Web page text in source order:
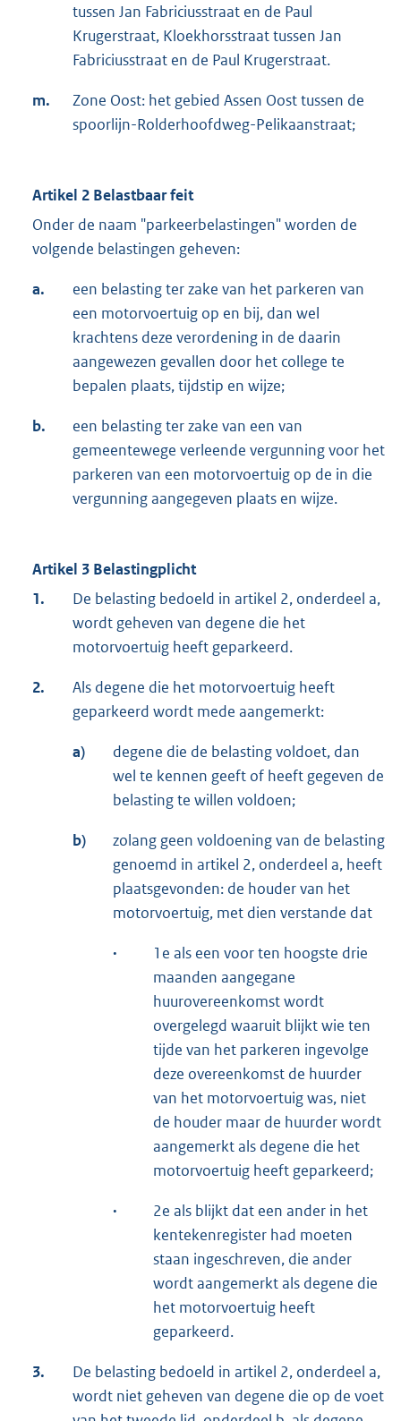
tussen Jan Fabriciusstraat en de Paul
Krugerstraat, Kloekhorsstraat tussen Jan
Fabriciusstraat en de Paul Krugerstraat.
m.
Zone Oost: het gebied Assen Oost tussen de
spoorlijn-Rolderhoofdweg-Pelikaanstraat;
Artikel 2 Belastbaar feit
Onder de naam "parkeerbelastingen" worden de
volgende belastingen geheven:
a.
een belasting ter zake van het parkeren van
een motorvoertuig op en bij, dan wel
krachtens deze verordening in de daarin
aangewezen gevallen door het college te
bepalen plaats, tijdstip en wijze;
b.
een belasting ter zake van een van
gemeentewege verleende vergunning voor het
parkeren van een motorvoertuig op de in die
vergunning aangegeven plaats en wijze.
Artikel 3 Belastingplicht
1.
De belasting bedoeld in artikel 2, onderdeel a,
wordt geheven van degene die het
motorvoertuig heeft geparkeerd.
2.
Als degene die het motorvoertuig heeft
geparkeerd wordt mede aangemerkt:
a)
degene die de belasting voldoet, dan
wel te kennen geeft of heeft gegeven de
belasting te willen voldoen;
b)
zolang geen voldoening van de belasting
genoemd in artikel 2, onderdeel a, heeft
plaatsgevonden: de houder van het
motorvoertuig, met dien verstande dat
·
1e als een voor ten hoogste drie
maanden aangegane
huurovereenkomst wordt
overgelegd waaruit blijkt wie ten
tijde van het parkeren ingevolge
deze overeenkomst de huurder
van het motorvoertuig was, niet
de houder maar de huurder wordt
aangemerkt als degene die het
motorvoertuig heeft geparkeerd;
·
2e als blijkt dat een ander in het
kentekenregister had moeten
staan ingeschreven, die ander
wordt aangemerkt als degene die
het motorvoertuig heeft
geparkeerd.
3.
De belasting bedoeld in artikel 2, onderdeel a,
wordt niet geheven van degene die op de voet